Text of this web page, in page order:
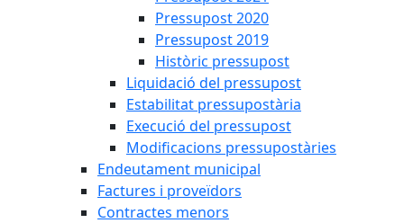
Pressupost 2020
Pressupost 2019
Històric pressupost
Liquidació del pressupost
Estabilitat pressupostària
Execució del pressupost
Modificacions pressupostàries
Endeutament municipal
Factures i proveïdors
Contractes menors